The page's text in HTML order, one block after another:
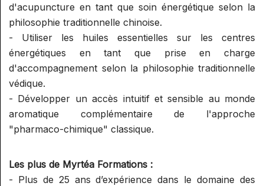
d'acupuncture en tant que soin énergétique selon la
philosophie traditionnelle chinoise.
- Utiliser les huiles essentielles sur les centres
énergétiques en tant que prise en charge
d'accompagnement selon la philosophie traditionnelle
védique.
- Développer un accès intuitif et sensible au monde
aromatique complémentaire de l'approche
"pharmaco-chimique" classique.
Les plus de Myrtéa Formations :
- Plus de 25 ans d’expérience dans le domaine des